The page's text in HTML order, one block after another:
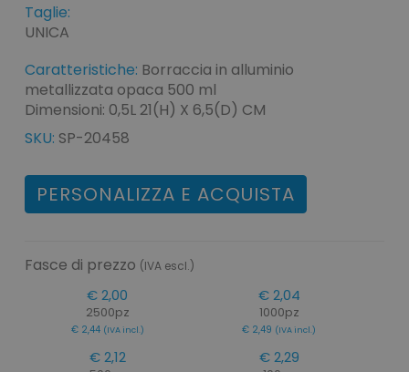
Taglie:
UNICA
Caratteristiche: Borraccia in alluminio
metallizzata opaca 500 ml
Dimensioni: 0,5L 21(H) X 6,5(D) CM
SKU: SP-20458
PERSONALIZZA E ACQUISTA
Fasce di prezzo (IVA escl.)
€ 2,00
2500pz
€ 2,44 (IVA incl.)
€ 2,04
1000pz
€ 2,49 (IVA incl.)
€ 2,12 € 2,29